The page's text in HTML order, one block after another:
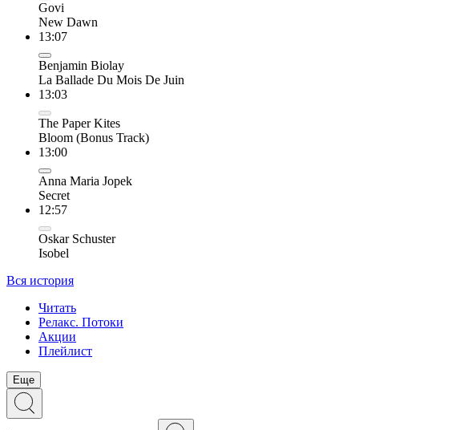
Govi
New Dawn
13:07
Benjamin Biolay
La Ballade Du Mois De Juin
13:03
The Paper Kites
Bloom (Bonus Track)
13:00
Anna Maria Jopek
Secret
12:57
Oskar Schuster
Isobel
Вся история
Читать
Релакс. Потоки
Акции
Плейлист
Еще